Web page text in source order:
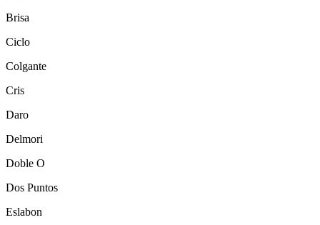
Brisa
Ciclo
Colgante
Cris
Daro
Delmori
Doble O
Dos Puntos
Eslabon